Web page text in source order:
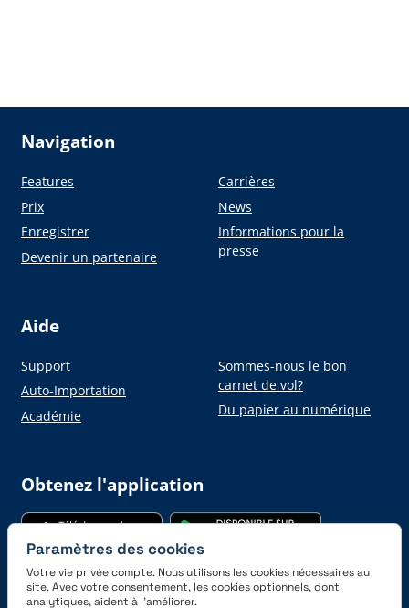
Navigation
Features
Prix
Enregistrer
Devenir un partenaire
Carrières
News
Informations pour la
presse
Aide
Support
Auto-Importation
Académie
Sommes-nous le bon
carnet de vol?
Du papier au numérique
Obtenez l'application
Paramètres des cookies
Votre vie privée compte. Nous utilisons les cookies nécessaires au
site. Avec votre consentement, les cookies optionnels, dont
analytiques, aident à l’améliorer.